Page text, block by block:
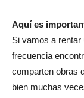
Aquí es
Si vamos a
frecuencia
comparten obras
bien muchas